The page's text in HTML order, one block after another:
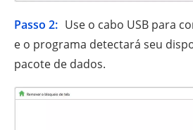
Passo 2: Use o cabo USB para
e o programa detectará seu
pacote de dados.